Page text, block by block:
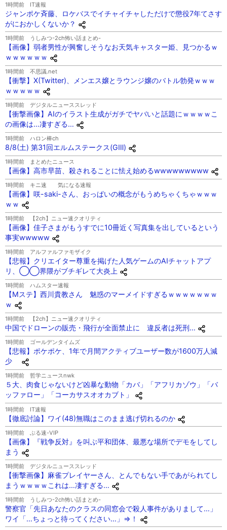
1時間前 IT速報
ジャンポケ斉藤、ロケバスでイチャイチャしただけで懲役7年てさす
がにおかしくないか？
1時間前 うしみつ-2ch怖い話まとめ-
【画像】弱者男性が興奮しそうなお天気キャスター姫、見つかるｗ
ｗｗｗｗｗｗ
1時間前 不思議.net
【衝撃】X(Twitter)、メンエス嬢とラウンジ嬢のバトル勃発ｗｗｗ
ｗｗｗｗｗ
1時間前 デジタルニューススレッド
【衝撃画像】AIのイラスト生成がガチでヤバいと話題にｗｗｗｗこ
の画像は…凄すぎる…
1時間前 ハロン棒ch
8/8(土) 第31回エルムステークス(GⅢ)
1時間前 まとめたニュース
【画像】高市早苗、殺されることに怯え始めるwwwwwwwww
1時間前 キニ速 気になる速報
【画像】咲-saki-さん、おっぱいの概念がもうめちゃくちゃｗｗｗ
ｗｗ
1時間前 【2ch】ニュー速クオリティ
【画像】佳子さまがもうすでに10冊近く写真集を出しているという
事実wwwww
1時間前 アルファルファモザイク
【悲報】クリエイター尊重を掲げた人気ゲームのAIチャットアプ
リ、◯◯界隈がブチギレて大炎上
1時間前 ハムスター速報
【Mステ】西川貴教さん 魅惑のマーメイドすぎるｗｗｗｗｗｗｗ
ｗ
1時間前 【2ch】ニュー速クオリティ
中国でドローンの販売・飛行が全面禁止に 違反者は死刑…
1時間前 ゴールデンタイムズ
【悲報】ポケポケ、1年で月間アクティブユーザー数が1600万人減
少
1時間前 哲学ニュースnwk
５大、肉食じゃないけど凶暴な動物「カバ」「アフリカゾウ」「バ
ッファロー」「コーカサスオオカブト」
1時間前 IT速報
【徹底討論】ワイ(48)無職はこのまま逃げ切れるのか
1時間前 ぶる速-VIP
【画像】『戦争反対』を叫ぶ平和団体、最悪な場所でデモをしてし
まう
1時間前 デジタルニューススレッド
【衝撃画像】麻雀プレイヤーさん、とんでもない手であがられてし
まうｗｗｗｗこれは…凄すぎる…
1時間前 うしみつ-2ch怖い話まとめ-
警察官「先日あなたのクラスの同窓会で殺人事件がありまして…」
ワイ「…ちょっと待ってください…」⇒！